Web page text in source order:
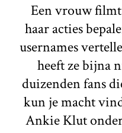
Een vrouw
haar acties
usernames
heeft ze bijna
duizenden fans
kun je macht
Ankie Klut